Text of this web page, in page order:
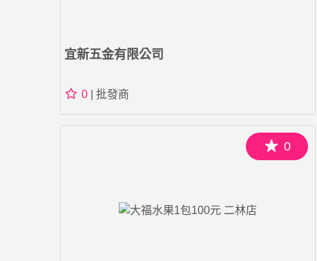
宜新五金有限公司
0 | 批發商
0